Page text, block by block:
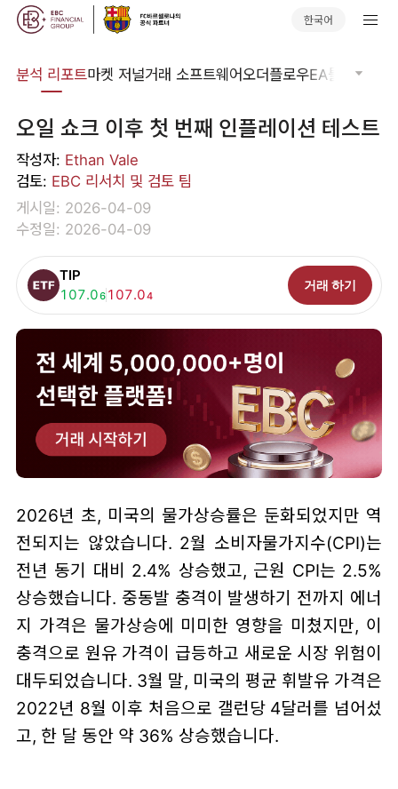
한국어
분석 리포트마켓 저널거래 소프트웨어오더플로우EA툴킷 트레
오일 쇼크 이후 첫 번째 인플레이션 테스트
작성자: Ethan Vale
검토: EBC 리서치 및 검토 팀
게시일: 2026-04-09
수정일: 2026-04-09
TIP
매수:
107.06매도:
107.04
거래 하기
2026년 초, 미국의 물가상승률은 둔화되었지만 역
전되지는 않았습니다. 2월 소비자물가지수(CPI)는
전년 동기 대비 2.4% 상승했고, 근원 CPI는 2.5%
상승했습니다. 중동발 충격이 발생하기 전까지 에너
지 가격은 물가상승에 미미한 영향을 미쳤지만, 이
충격으로 원유 가격이 급등하고 새로운 시장 위험이
대두되었습니다. 3월 말, 미국의 평균 휘발유 가격은
2022년 8월 이후 처음으로 갤런당 4달러를 넘어섰
고, 한 달 동안 약 36% 상승했습니다.